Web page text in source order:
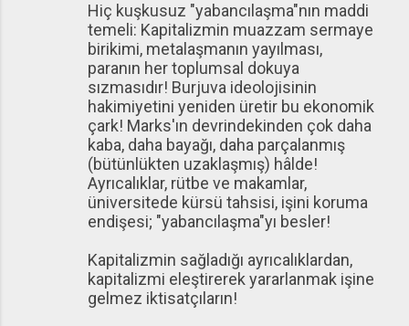
Hiç kuşkusuz "yabancılaşma"nın maddi
temeli: Kapitalizmin muazzam sermaye
birikimi, metalaşmanın yayılması,
paranın her toplumsal dokuya
sızmasıdır! Burjuva ideolojisinin
hakimiyetini yeniden üretir bu ekonomik
çark! Marks'ın devrindekinden çok daha
kaba, daha bayağı, daha parçalanmış
(bütünlükten uzaklaşmış) hâlde!
Ayrıcalıklar, rütbe ve makamlar,
üniversitede kürsü tahsisi, işini koruma
endişesi; "yabancılaşma"yı besler!
Kapitalizmin sağladığı ayrıcalıklardan,
kapitalizmi eleştirerek yararlanmak işine
gelmez iktisatçıların!